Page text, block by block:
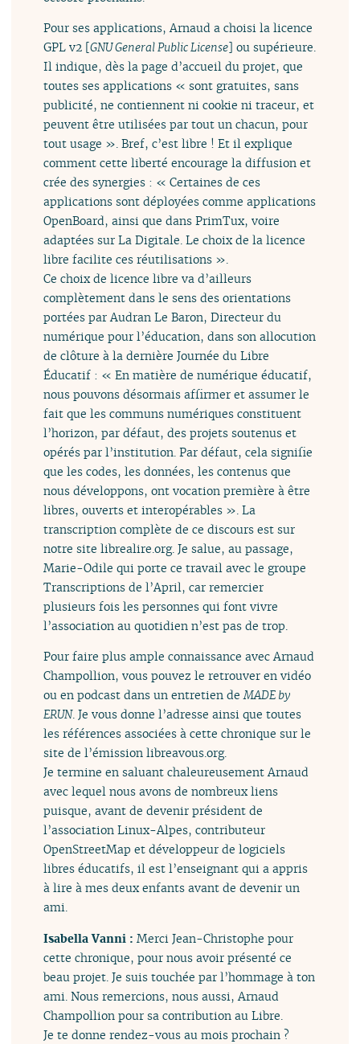
Pour ses applications, Arnaud a choisi la licence
GPL v2 [GNU General Public License] ou supérieure.
Il indique, dès la page d’accueil du projet, que
toutes ses applications « sont gratuites, sans
publicité, ne contiennent ni cookie ni traceur, et
peuvent être utilisées par tout un chacun, pour
tout usage ». Bref, c’est libre ! Et il explique
comment cette liberté encourage la diffusion et
crée des synergies : « Certaines de ces
applications sont déployées comme applications
OpenBoard, ainsi que dans PrimTux, voire
adaptées sur La Digitale. Le choix de la licence
libre facilite ces réutilisations ».
Ce choix de licence libre va d’ailleurs
complètement dans le sens des orientations
portées par Audran Le Baron, Directeur du
numérique pour l’éducation, dans son allocution
de clôture à la dernière Journée du Libre
Éducatif : « En matière de numérique éducatif,
nous pouvons désormais affirmer et assumer le
fait que les communs numériques constituent
l’horizon, par défaut, des projets soutenus et
opérés par l’institution. Par défaut, cela signifie
que les codes, les données, les contenus que
nous développons, ont vocation première à être
libres, ouverts et interopérables ». La
transcription complète de ce discours est sur
notre site librealire.org. Je salue, au passage,
Marie-Odile qui porte ce travail avec le groupe
Transcriptions de l’April, car remercier
plusieurs fois les personnes qui font vivre
l’association au quotidien n’est pas de trop.
Pour faire plus ample connaissance avec Arnaud
Champollion, vous pouvez le retrouver en vidéo
ou en podcast dans un entretien deMADE by
ERUN. Je vous donne l’adresse ainsi que toutes
les références associées à cette chronique sur le
site de l’émission libreavous.org.
Je termine en saluant chaleureusement Arnaud
avec lequel nous avons de nombreux liens
puisque, avant de devenir président de
l’association Linux-Alpes, contributeur
OpenStreetMap et développeur de logiciels
libres éducatifs, il est l’enseignant qui a appris
à lire à mes deux enfants avant de devenir un
ami.
Isabella Vanni :Merci Jean-Christophe pour
cette chronique, pour nous avoir présenté ce
beau projet. Je suis touchée par l’hommage à ton
ami. Nous remercions, nous aussi, Arnaud
Champollion pour sa contribution au Libre.
Je te donne rendez-vous au mois prochain ?